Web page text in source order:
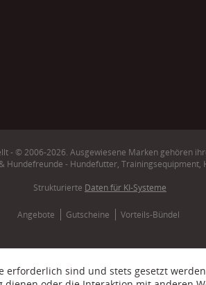
- © 2006-2026. Ausgewiesene Marken gehören
Hundefreunde - Hundefutter, Trainingsequipment,
Strukturierte Daten für KI-Systeme
Angebote Gutscheine Vorteils-Bündel
sind und stets gesetzt